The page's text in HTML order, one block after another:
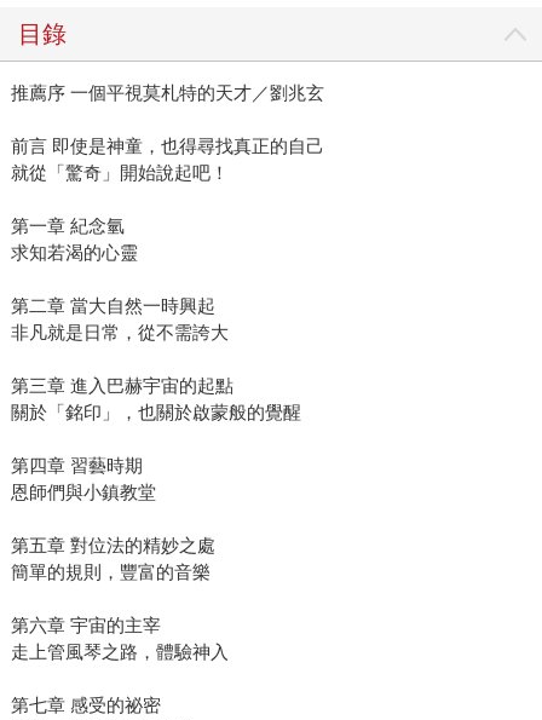
目錄
推薦序 一個平視莫札特的天才／劉兆玄
前言 即使是神童，也得尋找真正的自己
就從「驚奇」開始說起吧！
第一章 紀念氫
求知若渴的心靈
第二章 當大自然一時興起
非凡就是日常，從不需誇大
第三章 進入巴赫宇宙的起點
關於「銘印」，也關於啟蒙般的覺醒
第四章 習藝時期
恩師們與小鎮教堂
第五章 對位法的精妙之處
簡單的規則，豐富的音樂
第六章 宇宙的主宰
走上管風琴之路，體驗神入
第七章 感受的祕密